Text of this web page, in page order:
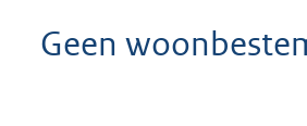
Geen